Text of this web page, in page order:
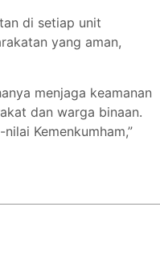
di setiap unit
yang aman,
menjaga keamanan
dan warga binaan.
Kemenkumham,”